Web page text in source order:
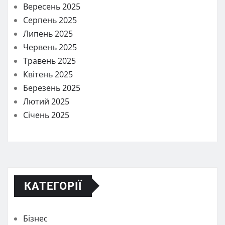
Вересень 2025
Серпень 2025
Липень 2025
Червень 2025
Травень 2025
Квітень 2025
Березень 2025
Лютий 2025
Січень 2025
КАТЕГОРІЇ
Бізнес